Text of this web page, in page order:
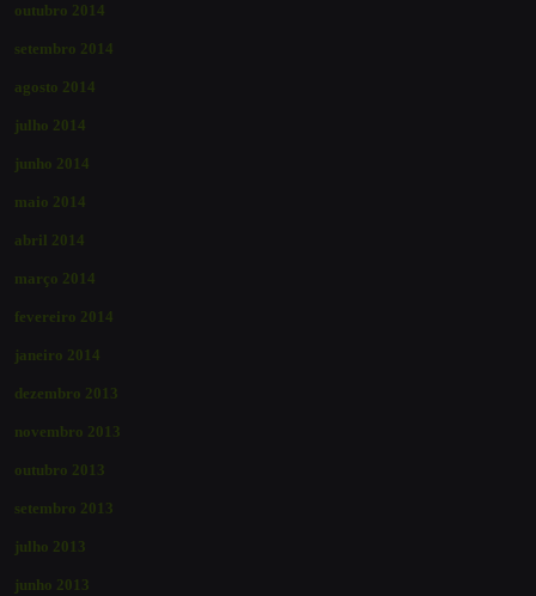
outubro 2014
setembro 2014
agosto 2014
julho 2014
junho 2014
maio 2014
abril 2014
março 2014
fevereiro 2014
janeiro 2014
dezembro 2013
novembro 2013
outubro 2013
setembro 2013
julho 2013
junho 2013